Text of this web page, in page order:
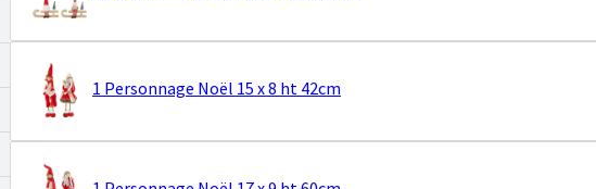
1 Personnage Noël 15 x 8 ht 42cm